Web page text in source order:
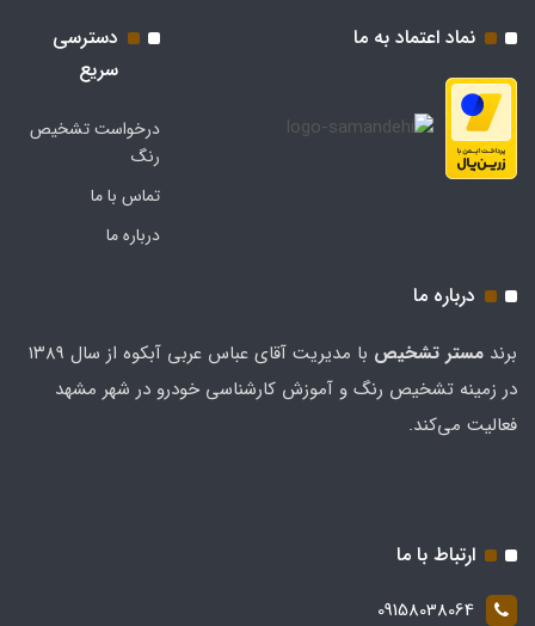
نماد اعتماد به ما
دسترسی
سریع
درخواست تشخیص
رنگ
تماس با ما
درباره ما
درباره ما
برند مستر تشخيص
با مدیریت آقای عباس عربی آبکوه از سال ۱۳۸۹
در زمینه تشخیص رنگ و آموزش کارشناسی خودرو در شهر مشهد
فعالیت می‌کند.
ارتباط با ما
09158038064